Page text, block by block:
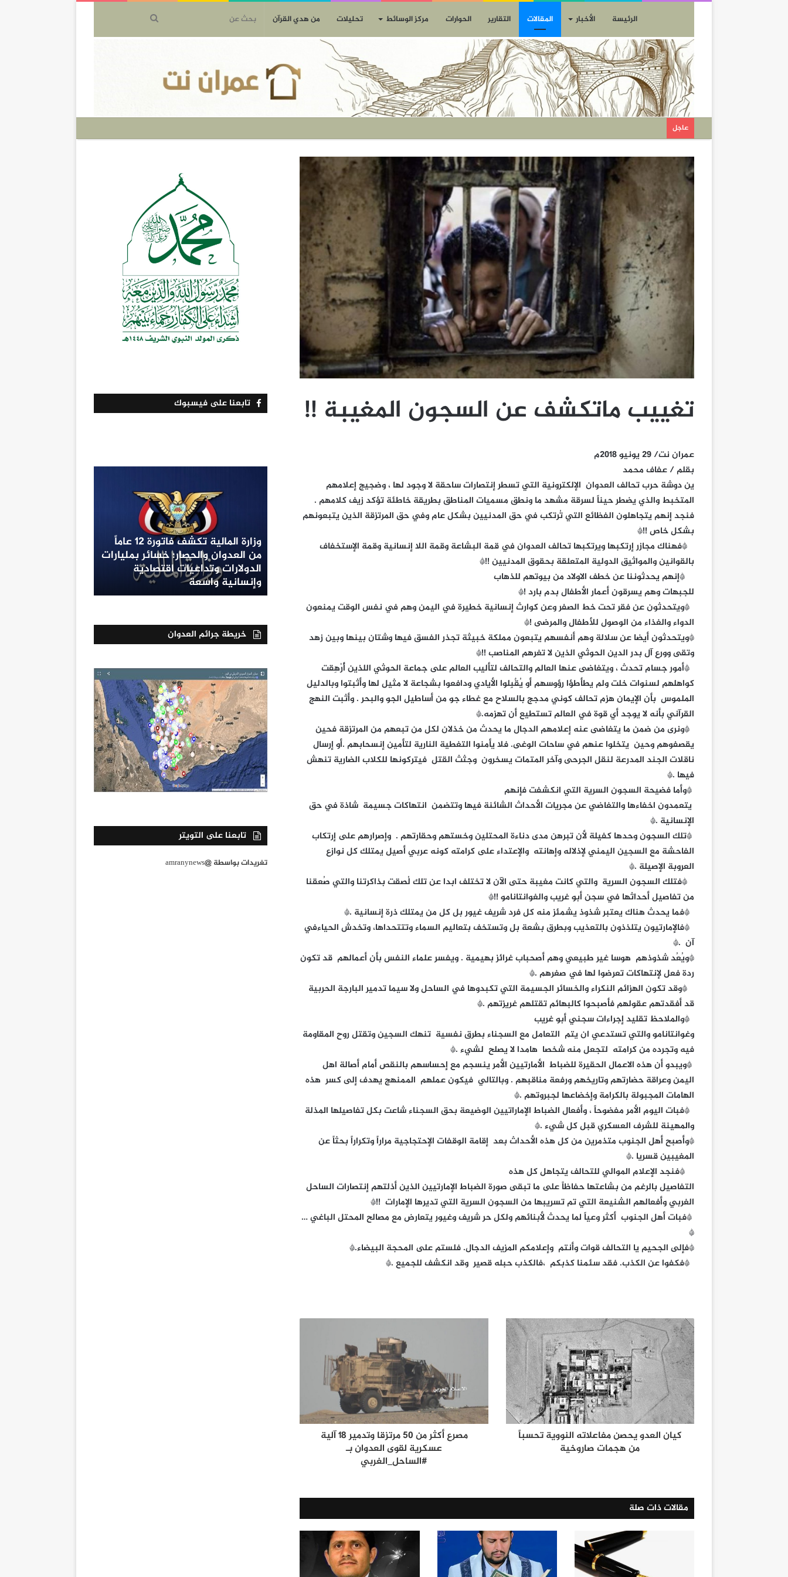
الرئيسة الأخبار المقالات التقارير الحوارات مركز الوسائط تحليلات من هدي القرآن
عاجل
تغييب ماتكشف عن السجون المغيبة !!
عمران نت/ 29 يونيو 2018م
بقلم / عفاف محمد
ين دوشة حرب تحالف العدوان الإلكترونية التي تسطر إنتصارات ساحقة لا وجود لها ، وضجيج إعلامهم
المتخبط والذي يضطر حيناً لسرقة مشهد ما ونطق مسميات المناطق بطريقة خاطئة تؤكد زيف كلامهم .
فنجد إنهم يتجاهلون الفظائع التي تُرتكب في حق المدنيين بشكل عام وفي حق المرتزقة الذين يتبعونهم
بشكل خاص !!*
*فهناك مجازر إرتكبها ويرتكبها تحالف العدوان في قمة البشاعة وقمة اللا إنسانية وقمة الإستخفاف
بالقوانين والمواثيق الدولية المتعلقة بحقوق المدنيين !!*
*إنهم يحدثوننا عن خطف الاولاد من بيوتهم للذهاب
للجبهات وهم يسرقون أعمار الأطفال بدم بارد !*
*ويتحدثون عن فقر تحت خط الصفر وعن كوارث إنسانية خطيرة في اليمن وهم في نفس الوقت يمنعون
الدواء والغذاء من الوصول للأطفال والمرضى !*
*ويتحدثون أيضا عن سلالة وهم أنفسهم يتبعون مملكة خبيثة تجذر الفسق فيها وشتان بينها وبين زهد
وتقى وورع آل بدر الدين الحوثي الذين لا تغرهم المناصب !!*
*أمور جسام تحدث ، ويتغاضى عنها العالم والتحالف لتأليب العالم على جماعة الحوثي اللذين أُرْهِقت
كواهلهم لسنوات خلت ولم يطأطؤا رؤوسهم أو يُقٌبِلوا الأيادي ودافعوا بشجاعة لا مثيل لها وأثبتوا وبالدليل
الملموس بأن الإيمان هزم تحالف كوني مدجج بالسلاح مع غطاء جو من أساطيل الجو والبحر . وأثبت النهج
القرآني بأنه لا يوجد أي قوة في العالم تستطيع أن تهزمه.*
*ونرى من ضمن ما يتغاضى عنه إعلامهم الدجال ما يحدث من خذلان لكل من تبعهم من المرتزقة فحين
يقصفوهم وحين يتخلوا عنهم في ساحات الوغى. فلا يأمنوا التغطية النارية لتأمين إنسحابهم .أو إرسال
ناقلات الجند المدرعة لنقل الجرحى وآخر المتمات يسخرون وجثث القتل فيتركونها للكلاب الضارية تنهش
فيها .*
*وأما فضيحة السجون السرية التي انكشفت فإنهم
يتعمدون اخفاءها والتغاضي عن مجريات الأحداث الشائنة فيها وتتضمن انتهاكات جسيمة شاذة في حق
الإنسانية .*
*تلك السجون وحدها كفيلة لأن تبرهن مدى دناءة المحتلين وخستهم وحقارتهم . وإصرارهم على إرتكاب
الفاحشة مع السجين اليمني لإذلاله وإهانته والإعتداء على كرامته كونه عربي أصيل يمتلك كل نوازع
العروبة الإصيلة .*
*فتلك السجون السرية والتي كانت مغيبة حتى الآن لا تختلف ابدا عن تلك لُصقت بذاكرتنا والتي صُعقنا
من تفاصيل أحداثها في سجن أبو غريب والغوانتانامو !!*
*فما يحدث هناك يعتبر شذوذ يشمئز منه كل فرد شريف غيور بل كل من يمتلك ذرة إنسانية .*
*فالإمارتيون يتلذذون بالتعذيب وبطرق بشعة بل وتستخف بتعاليم السماء وتتتحداها، وتخدش الحياءفي
آن .*
*ويُعُد شذوذهم هوسا غير طبيعي وهم‌ أصحباب غرائز بهيمية . ويفسر علماء النفس بأن أعمالهم قد تكون
ردة فعل لإنتهاكات تعرضوا لها في صغرهم .*
*وقد تكون الهزائم النكراء والخسائر الجسيمة التي تكبدوها في الساحل ولا سيما تدمير البارجة الحربية
قد أفقدتهم عقولهم فأصبحوا كالبهائم تقتلهم غريزتهم .*
*والملاحظ تقليد إجراءات سجني أبو غريب
وغوانتانامو والتي تستدعي ان يتم التعامل مع السجناء بطرق نفسية تنهك السجين وتقتل روح المقاومة
فيه وتجرده من كرامته لتجعل منه شخصا هامدا لا يصلح لشيء .*
*ويبدو أن هذه الاعمال الحقيرة للضباط الأمارتيين الأمر ينسجم مع إحساسهم بالنقص أمام أصالة اهل
اليمن وعراقة حضارتهم وتاريخهم ورفعة مناقبهم . وبالتالي فيكون عملهم الممنهج يهدف إلى كسر هذه
الهامات المجبولة بالكرامة وإخضاعها لجبروتهم .*
*فبات اليوم الأمر مفضوحاً ، وأفعال الضباط الإماراتيين الوضيعة بحق السجناء شاعت بكل تفاصيلها المذلة
والمهينة للشرف العسكري قبل كل شيء .*
*وأصبح أهل الجنوب متذمرين من كل هذه الأحداث بعد إقامة الوقفات الإحتجاجية مراراً وتكراراً بحثاً عن
المغيبين قسريا .*
*فنجد الإعلام الموالي للتحالف يتجاهل كل هذه
التفاصيل بالرغم من بشاعتها حفاظاً على ما تبقى صورة الضباط الإمارتيين الذين أذلتهم إنتصارات الساحل
الغربي وأفعالهم الشنيعة التي تم تسريبها من السجون السرية التي تديرها الإمارات !!*
*فبات أهل الجنوب أكثر وعياً لما يحدث لأبنائهم ولكل حر شريف وغيور يتعارض مع مصالح المحتل الباغي …
*
*فإلى الجحيم يا التحالف قوات وأنتم وإعلامكم المزيف الدجال. فلستم على المحجة البيضاء.*
*فكفوا عن الكذب. فقد سئمنا كذبكم ،فالكذب حبله قصير وقد انكشف للجميع .*
كيان العدو يحصن مفاعلاته النووية تحسباً
من هجمات صاروخية
مصرع أكثر من 50 مرتزقا وتدمير 18 آلية
عسكرية لقوى العدوان بـ
#الساحل_الغربي
مقالات ذات صلة
تابعنا على فيسبوك
وزارة المالية تكشف فاتورة 12 عاماً
من العدوان والحصار: خسائر بمليارات
الدولارات وتداعيات اقتصادية
وإنسانية واسعة
خريطة جرائم العدوان
تابعنا على التويتر
تغريدات بواسطة @amranynews